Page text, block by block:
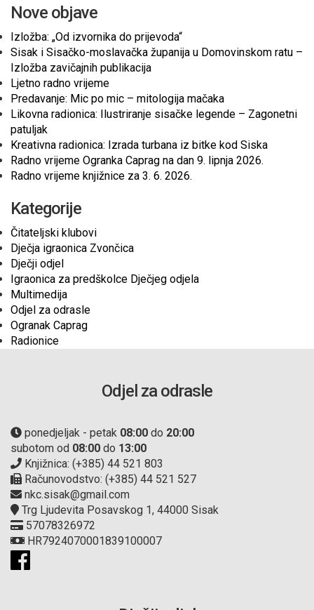
Nove objave
Izložba: „Od izvornika do prijevoda“
Sisak i Sisačko-moslavačka županija u Domovinskom ratu –
Izložba zavičajnih publikacija
Ljetno radno vrijeme
Predavanje: Mic po mic – mitologija mačaka
Likovna radionica: Ilustriranje sisačke legende – Zagonetni
patuljak
Kreativna radionica: Izrada turbana iz bitke kod Siska
Radno vrijeme Ogranka Caprag na dan 9. lipnja 2026.
Radno vrijeme knjižnice za 3. 6. 2026.
Kategorije
Čitateljski klubovi
Dječja igraonica Zvončica
Dječji odjel
Igraonica za predškolce Dječjeg odjela
Multimedija
Odjel za odrasle
Ogranak Caprag
Radionice
Odjel za odrasle
ponedjeljak - petak 08:00 do 20:00
subotom od 08:00 do 13:00
Knjižnica: (+385) 44 521 803
Računovodstvo: (+385) 44 521 527
nkc.sisak@gmail.com
Trg Ljudevita Posavskog 1, 44000 Sisak
57078326972
HR7924070001839100007